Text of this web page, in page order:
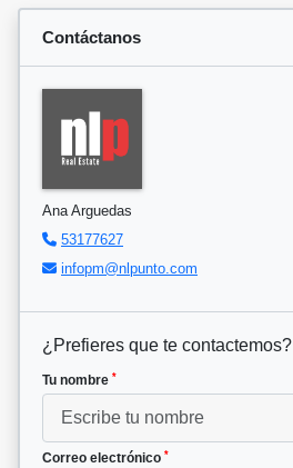
Contáctanos
Ana Arguedas
53177627
infopm@nlpunto.com
¿Prefieres que te contactemos?
Tu nombre *
Correo electrónico *